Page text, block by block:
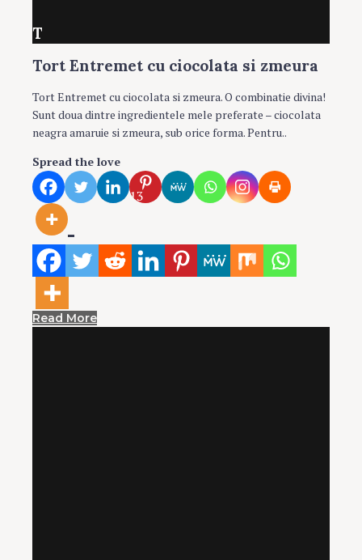
T
Tort Entremet cu ciocolata si zmeura
Tort Entremet cu ciocolata si zmeura. O combinatie divina!
Sunt doua dintre ingredientele mele preferate – ciocolata
neagra amaruie si zmeura, sub orice forma. Pentru..
Spread the love
13
Read More